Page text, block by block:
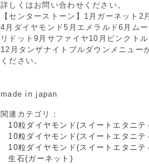
詳しくはお問い合わせください。
【センターストーン】1月ガーネット2
4月ダイヤモンド5月エメラルド6月ム
リドット9月サファイヤ10月ピンクト
12月タンザナイトプルダウンメニュー
ください。
made in japan
関連カテゴリ：
10粒ダイヤモンド(スイートエタニテ
10粒ダイヤモンド(スイートエタニテ
10粒ダイヤモンド(スイートエタニテ
生石(ガーネット)